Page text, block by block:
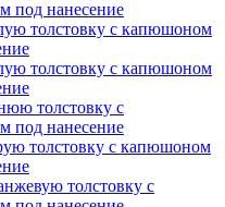
под нанесение
толстовку с капюшоном
толстовку с капюшоном
толстовку с
под нанесение
толстовку с капюшоном
толстовку с